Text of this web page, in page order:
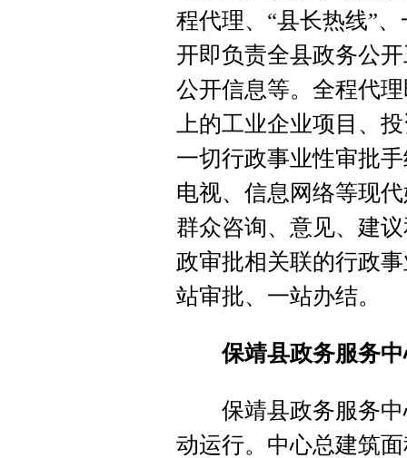
程代理、“县长热线”
开即负责全县政务公
公开信息等。全程代
上的工业企业项目、
一切行政事业性审批
电视、信息网络等现
群众咨询、意见、建
政审批相关联的行政
站审批、一站办结。
保靖县政务服务
保靖县政务服务中
动运行。中心总建筑